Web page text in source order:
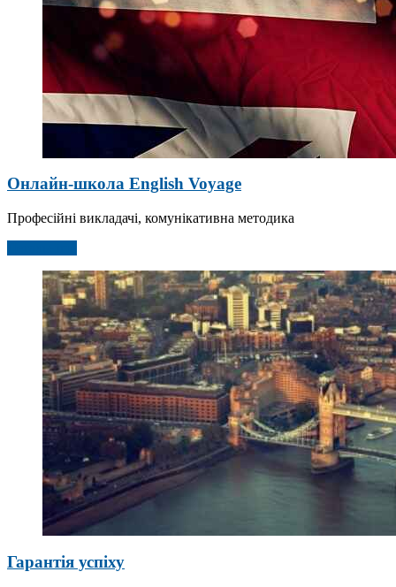
Онлайн-школа English Voyage
Професійні викладачі, комунікативна методика
Гарантія успіху